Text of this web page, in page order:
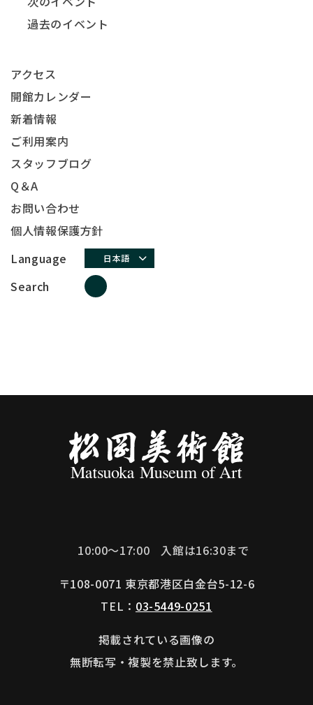
過去のイベント
アクセス
開館カレンダー
新着情報
ご利用案内
スタッフブログ
Q＆A
お問い合わせ
個人情報保護方針
Language
日本語
Search
10:00～17:00
入館は16:30まで
〒108-0071 東京都港区白金台5-12-6
TEL： 03-5449-0251
掲載されている画像の
無断転写・複製を禁止致します。